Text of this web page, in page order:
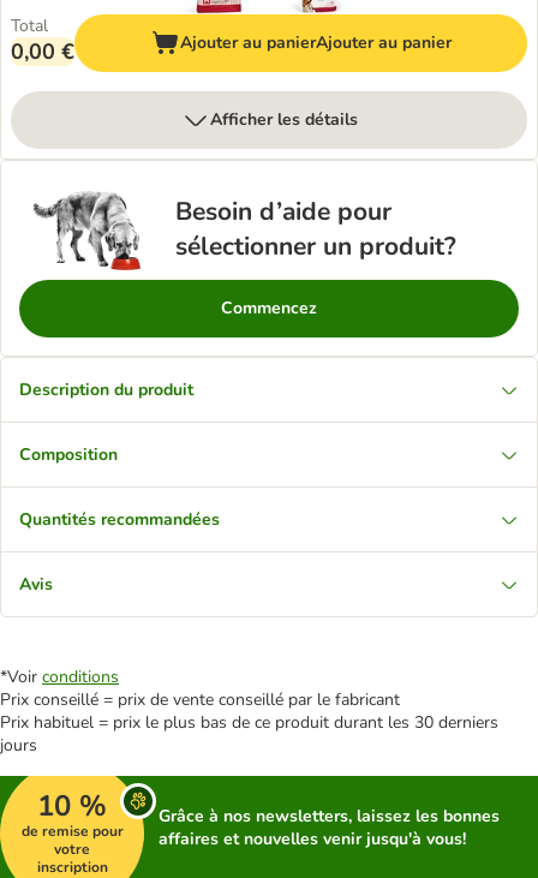
Total
0,00 € Ajouter au panierAjouter au panier
Afficher les détails
Besoin d’aide pour
sélectionner un produit?
Commencez
Description du produit
Composition
Quantités recommandées
Avis
*Voir conditions
Prix conseillé = prix de vente conseillé par le fabricant
Prix habituel = prix le plus bas de ce produit durant les 30 derniers
jours
10 %
de remise pour
votre
inscription
Grâce à nos newsletters, laissez les bonnes
affaires et nouvelles venir jusqu'à vous!